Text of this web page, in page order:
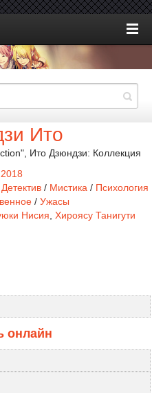
Ито
Ито Дзюндзи: Коллекция
2018
Детектив / Мистика / Психология
/ Ужасы
Нисия Хироясу Танигути
онлайн